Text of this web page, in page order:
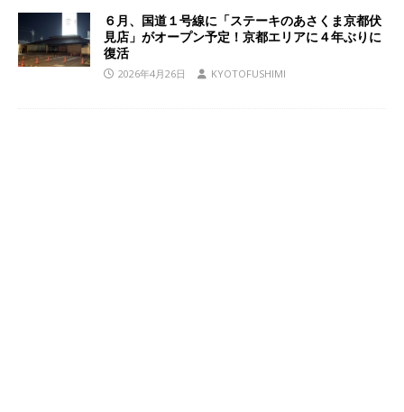
６月、国道１号線に「ステーキのあさくま京都伏
見店」がオープン予定！京都エリアに４年ぶりに
復活
2026年4月26日 KYOTOFUSHIMI